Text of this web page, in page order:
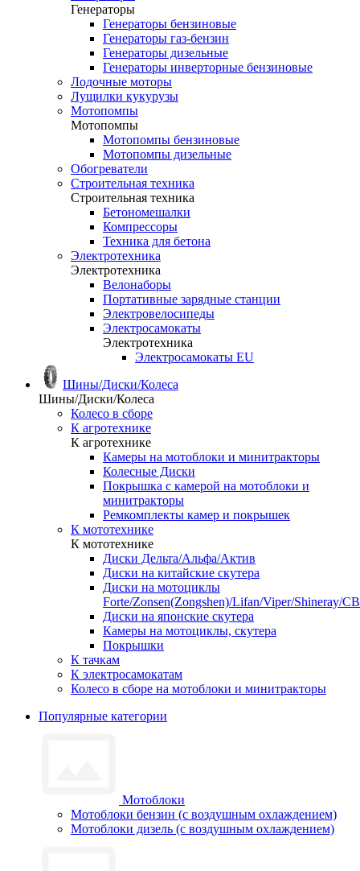
Генераторы
Генераторы бензиновые
Генераторы газ-бензин
Генераторы дизельные
Генераторы инверторные бензиновые
Лодочные моторы
Лущилки кукурузы
Мотопомпы
Мотопомпы
Мотопомпы бензиновые
Мотопомпы дизельные
Обогреватели
Строительная техника
Строительная техника
Бетономешалки
Компрессоры
Техника для бетона
Электротехника
Электротехника
Велонаборы
Портативные зарядные станции
Электровелосипеды
Электросамокаты
Электротехника
Электросамокаты EU
Шины/Диски/Колеса
Шины/Диски/Колеса
Колесо в сборе
К агротехнике
К агротехнике
Камеры на мотоблоки и минитракторы
Колесные Диски
Покрышка с камерой на мотоблоки и
минитракторы
Ремкомплекты камер и покрышек
К мототехнике
К мототехнике
Диски Дельта/Альфа/Актив
Диски на китайские скутера
Диски на мотоциклы
Forte/Zonsen(Zongshen)/Lifan/Viper/Shineray/CB
Диски на японские скутера
Камеры на мотоциклы, скутера
Покрышки
К тачкам
К электросамокатам
Колесо в сборе на мотоблоки и минитракторы
Популярные категории
Мотоблоки
Мотоблоки бензин (с воздушным охлаждением)
Мотоблоки дизель (с воздушным охлаждением)